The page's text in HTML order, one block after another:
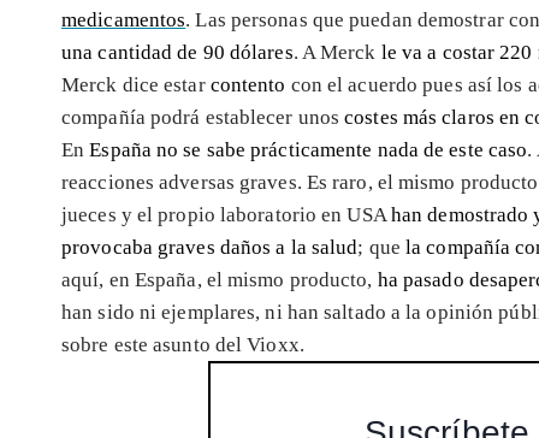
medicamentos. Las personas que puedan demostrar
una cantidad de 90 dólares. A Merck le va a costar
Merck dice estar contento con el acuerdo pues así los
compañía podrá establecer unoscostes más claros en
EnEspaña no se sabe prácticamente nada de este caso.
reacciones adversas graves. Es raro, el mismo
jueces y el propio laboratorio en USA han demostrado
provocaba graves daños a la salud; que la compañía
aquí, en España, el mismo producto, ha pasado
han sido ni ejemplares, ni han saltado a la opinión
sobre este asunto del Vioxx.